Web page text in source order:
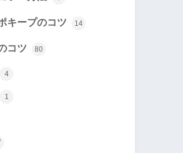
キープのコツ 14
コツ 80
4
1